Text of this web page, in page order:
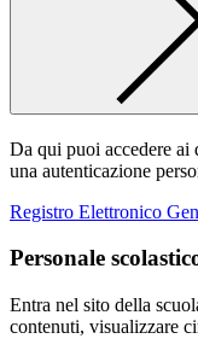
Da qui puoi accedere ai
una autenticazione
Registro Elettronico
Personale
Entra nel sito della
contenuti, visualizzare